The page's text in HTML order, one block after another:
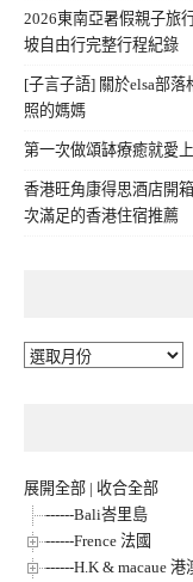
2026東南亞暑假親子旅
坡自由行完整行程紀錄
[子言子語] 關於elsa部
照的媽媽
第一次做頌缽療癒就愛
香港旺角康得思酒店開
次滿足的香港住宿推薦
彙
展開全部 | 收合全部
------Bali峇里島
------Frence 法國
------H.K & macaue 港